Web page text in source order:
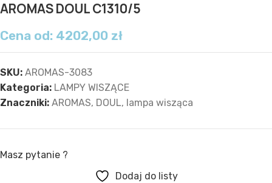
AROMAS DOUL C1310/5
Cena od: 4202,00 zł
SKU: AROMAS-3083
Kategoria: LAMPY WISZĄCE
Znaczniki: AROMAS, DOUL, lampa wisząca
Masz pytanie ?
Dodaj do listy